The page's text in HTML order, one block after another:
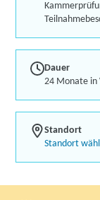
Dauer
24 Monate in
Standort
Standort